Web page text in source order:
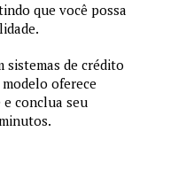
que você possa
sistemas de crédito
oferece
conclua seu